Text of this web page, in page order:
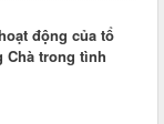
động của tổ
Chà trong tình